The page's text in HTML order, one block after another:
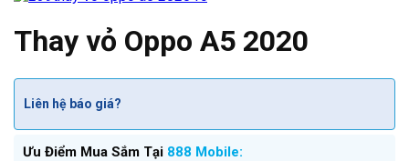
Thay vỏ Oppo A5 2020
Liên hệ báo giá?
Ưu Điểm Mua Sắm Tại 888 Mobile: